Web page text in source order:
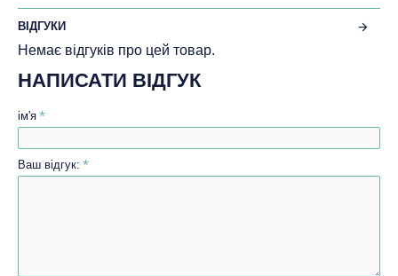
ВІДГУКИ
Немає відгуків про цей товар.
НАПИСАТИ ВІДГУК
ім'я
Ваш відгук: